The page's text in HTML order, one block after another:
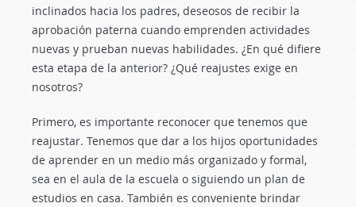
inclinados hacia los padres, deseosos de recibir la
aprobación paterna cuando emprenden actividades
nuevas y prueban nuevas habilidades. ¿En qué difiere
esta etapa de la anterior? ¿Qué reajustes exige en
nosotros?
Primero, es importante reconocer que tenemos que
reajustar. Tenemos que dar a los hijos oportunidades
de aprender en un medio más organizado y formal,
sea en el aula de la escuela o siguiendo un plan de
estudios en casa. También es conveniente brindar